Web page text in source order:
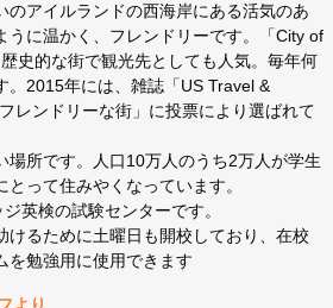
のアイルランドの西海岸にある活気のあ
うに温かく、フレンドリーです。「City of
史的な街で観光先としても人気。毎年何
。2015年には、雑誌「US Travel &
レンドリーな街」に投票により選ばれて
場所です。人口10万人のうち2万人が学生
って住みやくなっています。
英検の試験センターです。
けるために土曜日も開校しており、在校
を勉強用に使用できます